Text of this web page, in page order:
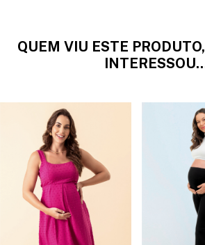
QUEM VIU ESTE